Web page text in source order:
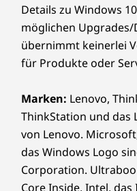
Tauchen Sie mit
Touchscreen in
Steuerungsebene
dem IdeaCentre
eine völlig
kann sogar von -5°
sich für
Einstellungen an
Körperhaltungen
Details zu Windows
möglichen
übernimmt keinerlei
für Produkte oder
Marken: Lenovo,
ThinkStation und das
von Lenovo.
das Windows Logo
Corporation.
Core Inside, Intel,